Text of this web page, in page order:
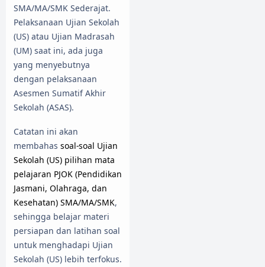
SMA/MA/SMK Sederajat.
Pelaksanaan Ujian Sekolah
(US) atau Ujian Madrasah
(UM) saat ini, ada juga
yang menyebutnya
dengan pelaksanaan
Asesmen Sumatif Akhir
Sekolah (ASAS).
Catatan ini akan
membahas soal-soal Ujian
Sekolah (US) pilihan mata
pelajaran PJOK (Pendidikan
Jasmani, Olahraga, dan
Kesehatan) SMA/MA/SMK,
sehingga belajar materi
persiapan dan latihan soal
untuk menghadapi Ujian
Sekolah (US) lebih terfokus.